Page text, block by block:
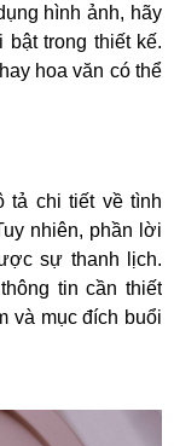
hình ảnh, hãy
trong thiết kế.
hoa văn có thể
tả chi tiết về tình
nhiên, phần lời
sự thanh lịch.
tin cần thiết
và mục đích buổi